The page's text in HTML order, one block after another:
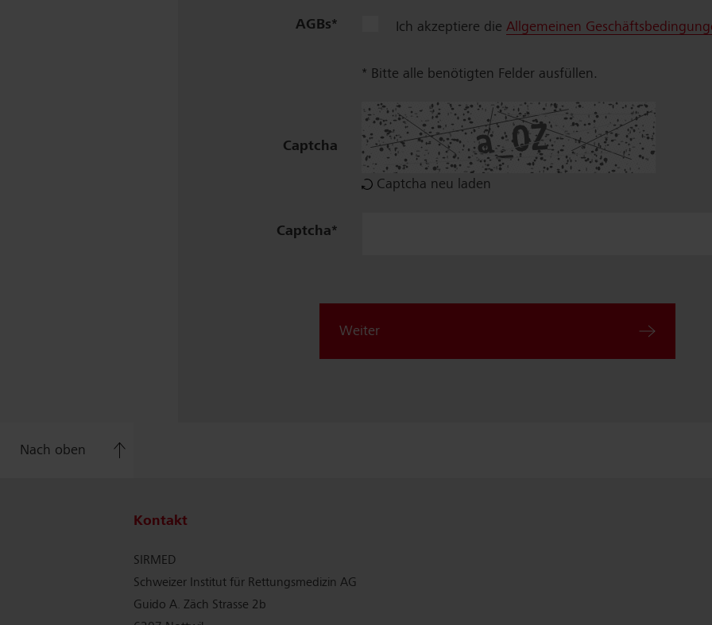
AGBs Ich akzeptiere dieAllgemeinen
* Bitte alle benötigten Felder ausfüllen.
Captcha
Captcha neu laden
Captcha
Weiter
Nach oben
Kontakt
SIRMED
Schweizer Institut für Rettungsmedizin AG
Guido A. Zäch Strasse 2b